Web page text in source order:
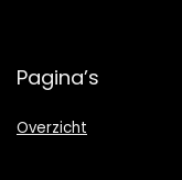
Pagina’s
Overzicht